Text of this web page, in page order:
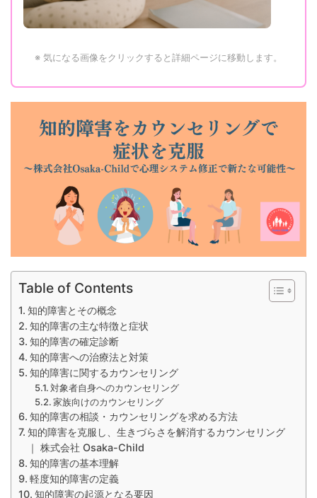
※ 気になる画像をクリックすると詳細ページに移動します。
Table of Contents
知的障害とその概念
知的障害の主な特徴と症状
知的障害の確定診断
知的障害への治療法と対策
知的障害に関するカウンセリング
対象者自身へのカウンセリング
家族向けのカウンセリング
知的障害の相談・カウンセリングを求める方法
知的障害を克服し、生きづらさを解消するカウンセリング
｜ 株式会社 Osaka-Child
知的障害の基本理解
軽度知的障害の定義
知的障害の起源となる要因